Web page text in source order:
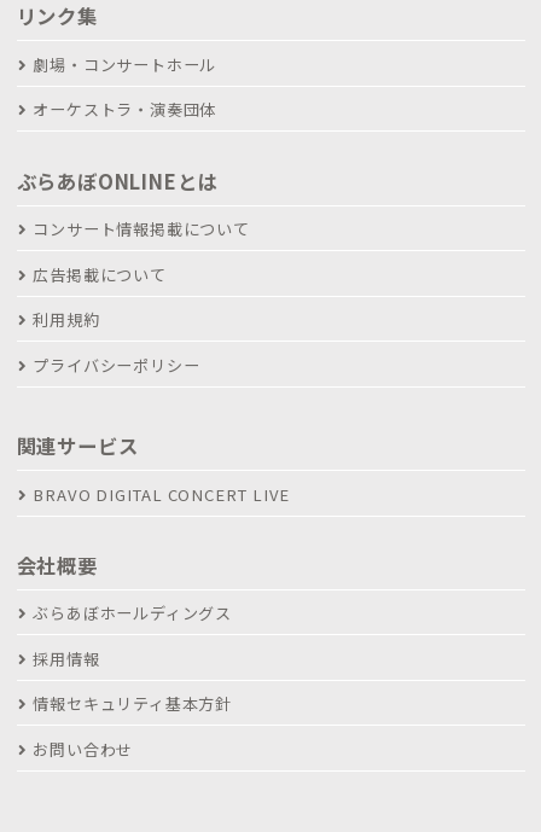
リンク集
劇場・コンサートホール
オーケストラ・演奏団体
ぶらあぼONLINEとは
コンサート情報掲載について
広告掲載について
利用規約
プライバシーポリシー
関連サービス
BRAVO DIGITAL CONCERT LIVE
会社概要
ぶらあぼホールディングス
採用情報
情報セキュリティ基本方針
お問い合わせ